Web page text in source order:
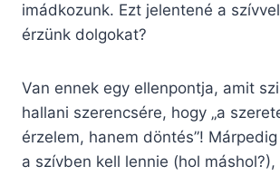
imádkozunk. Ezt jelentené a
érzünk dolgokat?
Van ennek egy ellenpontja, amit
hallani szerencsére, hogy „a
érzelem, hanem döntés”!
a szívben kell lennie (hol máshol?),